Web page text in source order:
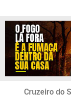
Cruzeiro do